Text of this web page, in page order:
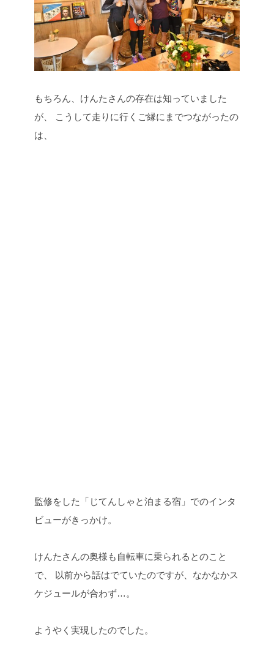
もちろん、けんたさんの存在は知っていました
が、
こうして走りに行くご縁にまでつながったの
は、
監修をした「じてんしゃと泊まる宿」でのインタ
ビューがきっかけ。
けんたさんの奥様も自転車に乗られるとのこと
で、
以前から話はでていたのですが、なかなかス
ケジュールが合わず…。
ようやく実現したのでした。